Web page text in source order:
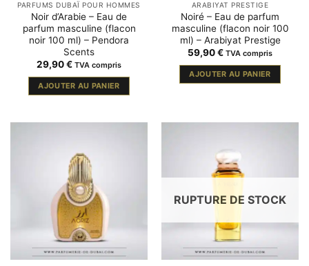
PARFUMS DUBAÏ POUR HOMMES
Noir d’Arabie – Eau de
parfum masculine (flacon
noir 100 ml) – Pendora
Scents
29,90€ TVA compris
AJOUTER AU PANIER
ARABIYAT PRESTIGE
Noiré – Eau de parfum
masculine (flacon noir 100
ml) – Arabiyat Prestige
59,90€ TVA compris
AJOUTER AU PANIER
RUPTURE DE STOCK